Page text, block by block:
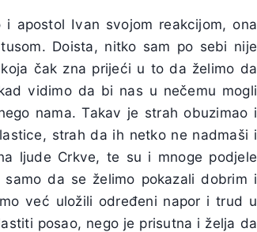
apostol Ivan svojom reakcijom, ona
Doista, nitko sam po sebi nije
čak zna prijeći u to da želimo da
vidimo da bi nas u nečemu mogli
nama. Takav je strah obuzimao i
strah da ih netko ne nadmaši i
ljude Crkve, te su i mnoge podjele
da se želimo pokazali dobrim i
već uložili određeni napor i trud u
posao, nego je prisutna i želja da